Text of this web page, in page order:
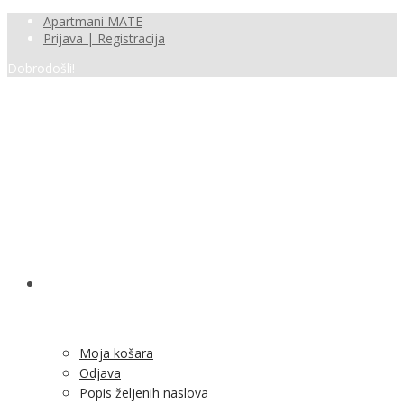
Apartmani MATE
Prijava | Registracija
Dobrodošli!
Moja košara
Odjava
Popis željenih naslova